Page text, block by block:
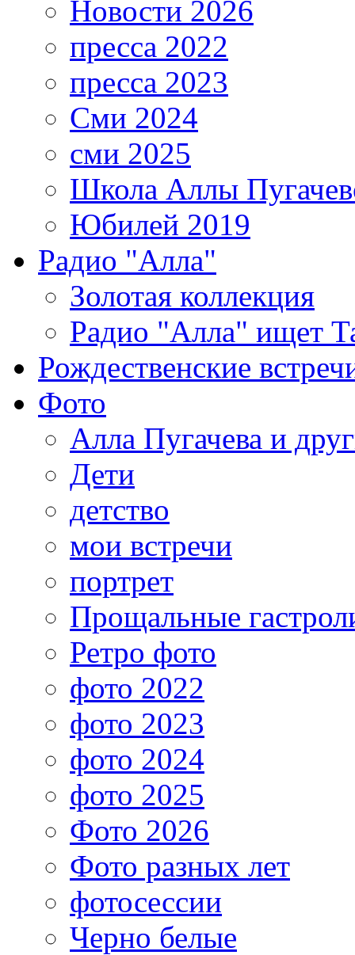
Новости 2026
пресса 2022
пресса 2023
Сми 2024
сми 2025
Школа Аллы
Юбилей 2019
Радио "Алла"
Золотая коллекция
Радио "Алла" ищет
Рождественские
Фото
Алла Пугачева и
Дети
детство
мои встречи
портрет
Прощальные
Ретро фото
фото 2022
фото 2023
фото 2024
фото 2025
Фото 2026
Фото разных лет
фотосессии
Черно белые